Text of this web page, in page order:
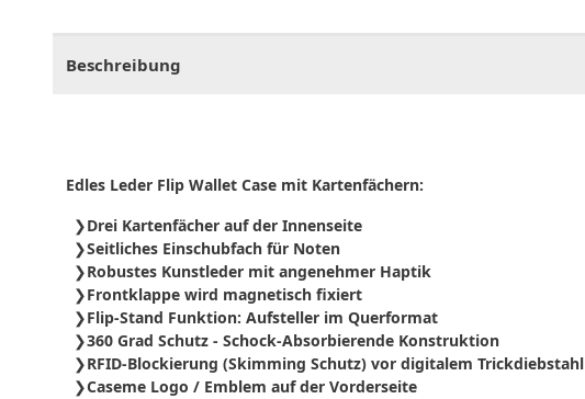
Beschreibung
Edles Leder Flip Wallet Case mit Kartenfächern:
Drei Kartenfächer auf der Innenseite
Seitliches Einschubfach für Noten
Robustes Kunstleder mit angenehmer Haptik
Frontklappe wird magnetisch fixiert
Flip-Stand Funktion: Aufsteller im Querformat
360 Grad Schutz - Schock-Absorbierende Konstruktion
RFID-Blockierung (Skimming Schutz) vor digitalem Trickdiebstahl
Caseme Logo / Emblem auf der Vorderseite